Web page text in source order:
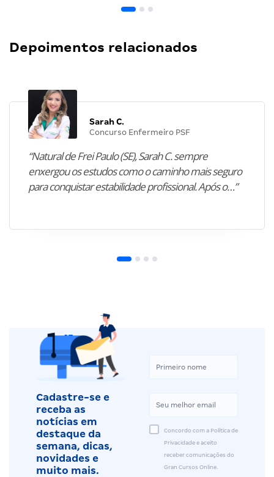
Depoimentos relacionados
Sarah C.
Concurso Enfermeiro PSF
“Natural de Frei Paulo (SE), Sarah C. sempre
enxergou os estudos como o caminho mais seguro
para conquistar estabilidade profissional. Após o…”
Cadastre-se e
receba as
notícias em
destaque da
semana, dicas,
novidades e
muito mais.
Concordo com a Política de
Privacidade e aceito
receber comunicações do
Gran Cursos Online.